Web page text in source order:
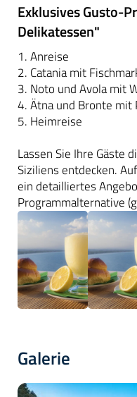
Exklusives Gusto-
Delikatessen"
1. Anreise
2. Catania mit
3. Noto und Avola mit
4. Ätna und Bronte mit
5. Heimreise
Lassen Sie Ihre Gäste
Siziliens entdecken.
ein detailliertes
Programmalternative
Galerie